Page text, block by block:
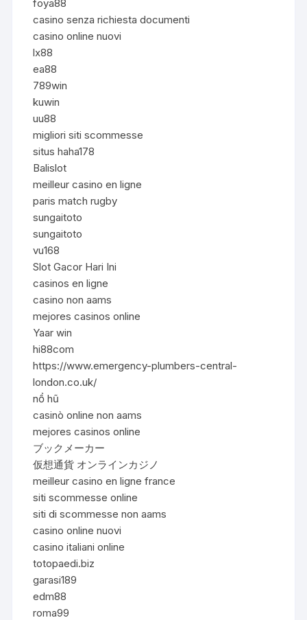
foya88
casino senza richiesta documenti
casino online nuovi
lx88
ea88
789win
kuwin
uu88
migliori siti scommesse
situs haha178
Balislot
meilleur casino en ligne
paris match rugby
sungaitoto
sungaitoto
vu168
Slot Gacor Hari Ini
casinos en ligne
casino non aams
mejores casinos online
Yaar win
hi88com
https://www.emergency-plumbers-central-
london.co.uk/
nổ hũ
casinò online non aams
mejores casinos online
ブックメーカー
仮想通貨 オンラインカジノ
meilleur casino en ligne france
siti scommesse online
siti di scommesse non aams
casino online nuovi
casino italiani online
totopaedi.biz
garasi189
edm88
roma99